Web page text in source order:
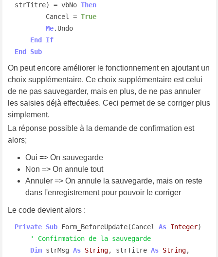
strTitre) = vbNo Then
        Cancel =
True
Me.Undo
End If
End Sub
On peut encore améliorer le fonctionnement en ajoutant un
choix supplémentaire. Ce choix supplémentaire est celui
de ne pas sauvegarder, mais en plus, de ne pas annuler
les saisies déjà effectuées. Ceci permet de se corriger plus
simplement.
La réponse possible à la demande de confirmation est
alors;
Oui => On sauvegarde
Non => On annule tout
Annuler => On annule la sauvegarde, mais on reste
dans l'enregistrement pour pouvoir le corriger
Le code devient alors :
Private Sub Form_BeforeUpdate(Cancel As Integer)
' Confirmation de la sauvegarde
Dim strMsg As String, strTitre As String,